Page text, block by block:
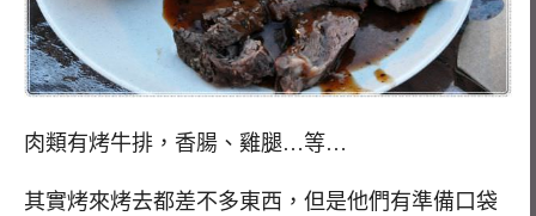
肉類有烤牛排，香腸、雞腿…等…
其實烤來烤去都差不多東西，但是他們有準備口袋